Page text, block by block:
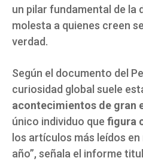
un pilar fundamental de la
molesta a quienes creen
verdad.
Según el documento del
curiosidad global suele
acontecimientos de gran
único individuo que figura
los artículos más leídos
año”, señala el informe